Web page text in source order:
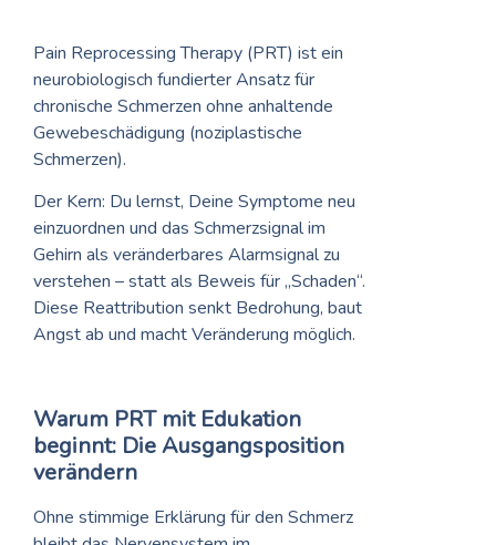
Pain Reprocessing Therapy (PRT) ist ein
neurobiologisch fundierter Ansatz für
chronische Schmerzen ohne anhaltende
Gewebeschädigung (noziplastische
Schmerzen).
Der Kern: Du lernst, Deine Symptome neu
einzuordnen und das Schmerzsignal im
Gehirn als veränderbares Alarmsignal zu
verstehen – statt als Beweis für „Schaden“.
Diese Reattribution senkt Bedrohung, baut
Angst ab und macht Veränderung möglich.
Warum PRT mit Edukation
beginnt: Die Ausgangsposition
verändern
Ohne stimmige Erklärung für den Schmerz